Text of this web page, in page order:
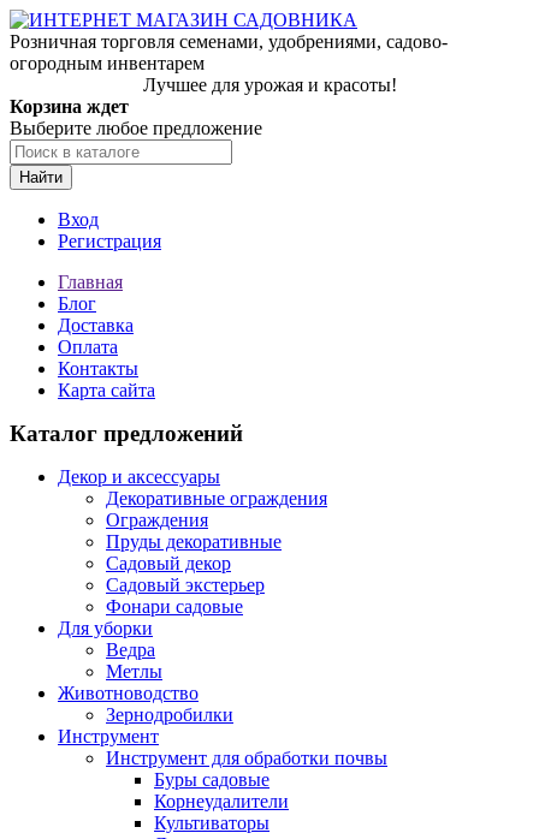
Розничная торговля семенами, удобрениями, садово-
огородным инвентарем
Лучшее для урожая и красоты!
Корзина ждет
Выберите любое предложение
Найти
Вход
Регистрация
Главная
Блог
Доставка
Оплата
Контакты
Карта сайта
Каталог предложений
Декор и аксессуары
Декоративные ограждения
Ограждения
Пруды декоративные
Садовый декор
Садовый экстерьер
Фонари садовые
Для уборки
Ведра
Метлы
Животноводство
Зернодробилки
Инструмент
Инструмент для обработки почвы
Буры садовые
Корнеудалители
Культиваторы